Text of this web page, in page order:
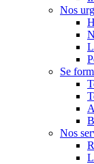
Nos
Se
Nos